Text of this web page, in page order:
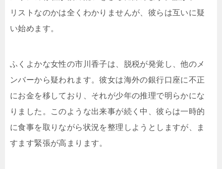
リストなのかは全くわかりませんが、彼らは互いに疑
い始めます。
ふくよかな女性の市川香子は、脱税が発覚し、他のメ
ンバーから疑われます。彼女は海外の銀行口座に不正
にお金を移しており、それが少年の推理で明らかにな
りました。このような出来事が続く中、彼らは一時的
に食事を取りながら状況を整理しようとしますが、ま
すます緊張が高まります。